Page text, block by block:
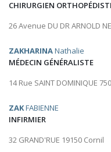
CHIRURGIEN
26 Avenue DU DR ARNOLD
ZAKHARINANathalie
MÉDECIN GÉNÉRALISTE
14 Rue SAINT DOMINIQUE
ZAKFABIENNE
INFIRMIER
32 GRAND'RUE 19150 Cornil